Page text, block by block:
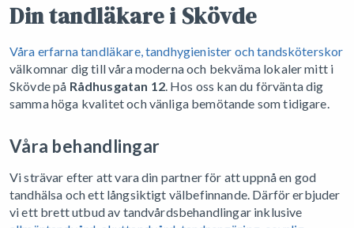
Din tandläkare i Skövde
Våra erfarna tandläkare, tandhygienister och tandsköterskor
välkomnar dig till våra moderna och bekväma lokaler mitt i
Skövde på Rådhusgatan 12. Hos oss kan du förvänta dig
samma höga kvalitet och vänliga bemötande som tidigare.
Våra behandlingar
Vi strävar efter att vara din partner för att uppnå en god
tandhälsa och ett långsiktigt välbefinnande. Därför erbjuder
vi ett brett utbud av tandvårdsbehandlingar inklusive